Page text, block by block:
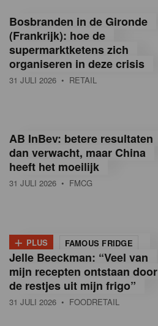
n
e
a
n
B
e
Bosbranden in de Gironde
(Frankrijk): hoe de
supermarktketens zich
organiseren in deze crisis
31 JULI 2026 • RETAIL
AB InBev: betere resultaten
dan verwacht, maar China
heeft het moeilijk
31 JULI 2026 • FMCG
+ PLUS FAMOUS FRIDGE
Jelle Beeckman: “Veel van
mijn recepten ontstaan door
de restjes uit mijn frigo”
31 JULI 2026 • FOODRETAIL